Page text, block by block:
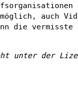
auch
die vermisste
unter der